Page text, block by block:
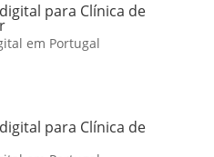
para Clínica de
em Portugal
para Clínica de